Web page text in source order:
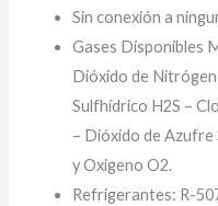
Sin conexión a
Gases Disponibles
Dióxido de
Sulfhídrico H2S –
– Dióxido de
y Oxigeno O2.
Refrigerantes: R-